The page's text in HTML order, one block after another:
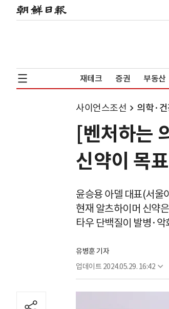
재테크 증권 부동산
사이언스조선 의학·
[벤처하는
신약이 목
윤승용 아델 대표(서울
현재 알츠하이머 신약
타우 단백질이 발병·
유병훈 기자
업데이트 2024.05.29. 16:42